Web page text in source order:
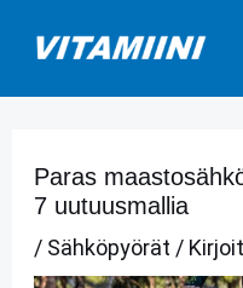
sisältöön
Paras
7 uutuusmallia
/ Sähköpyörät /